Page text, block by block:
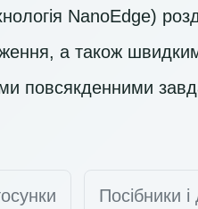
NanoEdge)
а також
повсякденними
Посібники